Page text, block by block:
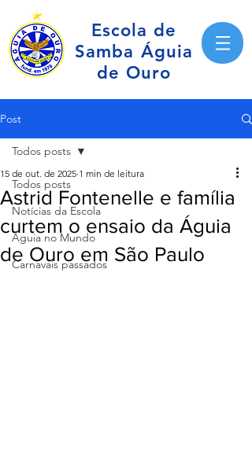
Escola de
Samba Águia
de Ouro
Post
Todos posts
Notícias da Escola
Águia no Mundo
Carnavais passados
Todos posts
Astrid Fontenelle e família
curtem o ensaio da Águia
de Ouro em São Paulo
15 de out. de 2025 1 min de leitura